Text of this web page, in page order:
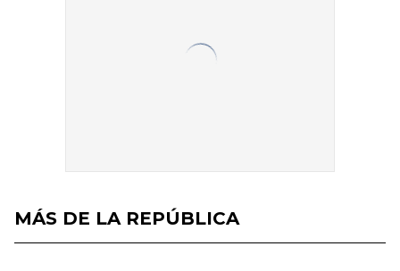
MÁS DE LA REPÚBLICA